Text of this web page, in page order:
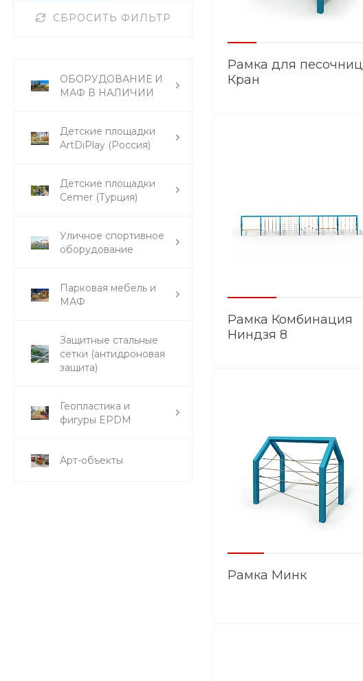
СБРОСИТЬ ФИЛЬТР
ОБОРУДОВАНИЕ И
МАФ В НАЛИЧИИ
Детские площадки
ArtDiPlay (Россия)
Детские площадки
Cemer (Турция)
Уличное спортивное
оборудование
Парковая мебель и
МАФ
Защитные стальные
сетки (антидроновая
защита)
Геопластика и
фигуры EPDM
Арт-объекты
Рамка для
Кран
Рамка Комбинация
Ниндзя 8
Рамка Минк